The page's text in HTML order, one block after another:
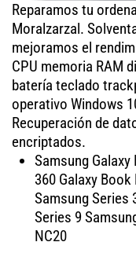
Reparamos tu
Moralzarzal.
mejoramos el
CPU memoria RAM
batería teclado
operativo Windows
Recuperación de
encriptados.
Samsung
360 Galaxy
Samsung Series
Series 9
NC20